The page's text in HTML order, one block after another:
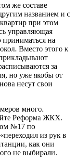
же составе
названием и с
при этом
управляющая
на
Вместо этого к
за
но уже якобы от
несут свои
много.
Реформа ЖКХ.
№17 по
из рук в
как они
не выбирали.